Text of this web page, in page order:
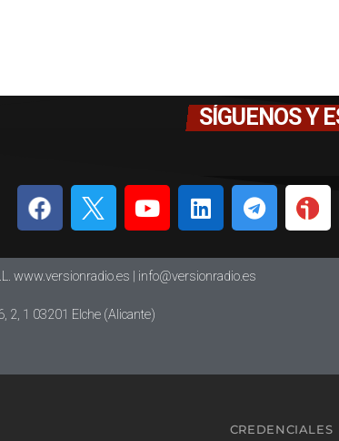
SÍGUENOS Y
www.versionradio.es | info@versionradio.es
2, 1 03201 Elche (Alicante)
CREDENCIALES